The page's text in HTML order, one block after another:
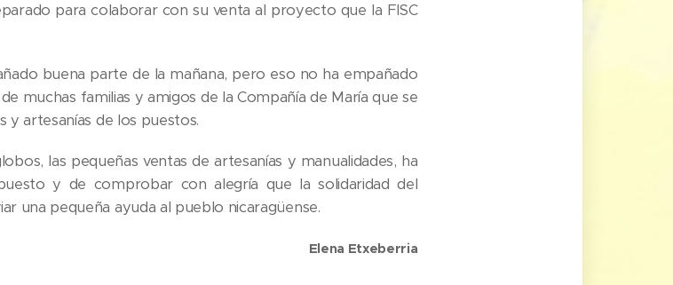
para colaborar con su venta al proyecto que la FISC
buena parte de la mañana, pero eso no ha empañado
muchas familias y amigos de la Compañía de María que se
y artesanías de los puestos.
las pequeñas ventas de artesanías y manualidades, ha
y de comprobar con alegría que la solidaridad del
una pequeña ayuda al pueblo nicaragüense.
Elena Etxeberria